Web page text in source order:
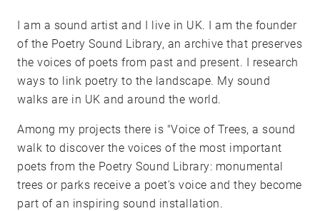
I am a sound artist and I live in UK. I am the founder
of the Poetry Sound Library, an archive that preserves
the voices of poets from past and present. I research
ways to link poetry to the landscape. My sound
walks are in UK and around the world.
Among my projects there is "Voice of Trees, a sound
walk to discover the voices of the most important
poets from the Poetry Sound Library: monumental
trees or parks receive a poet's voice and they become
part of an inspiring sound installation.